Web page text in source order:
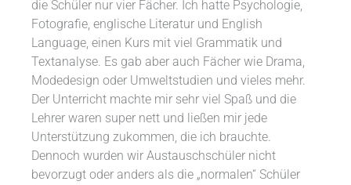
die Schüler nur vier Fächer. Ich hatte Psychologie,
Fotografie, englische Literatur und English
Language, einen Kurs mit viel Grammatik und
Textanalyse. Es gab aber auch Fächer wie Drama,
Modedesign oder Umweltstudien und vieles mehr.
Der Unterricht machte mir sehr viel Spaß und die
Lehrer waren super nett und ließen mir jede
Unterstützung zukommen, die ich brauchte.
Dennoch wurden wir Austauschschüler nicht
bevorzugt oder anders als die „normalen“ Schüler